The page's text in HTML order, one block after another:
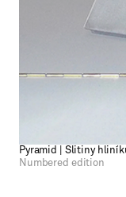
Pyramid | Slitiny
Numbered edition